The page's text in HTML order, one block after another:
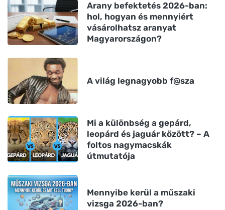
Arany befektetés 2026-ban:
hol, hogyan és mennyiért
vásárolhatsz aranyat
Magyarországon?
A világ legnagyobb f@sza
Mi a különbség a gepárd,
leopárd és jaguár között? – A
foltos nagymacskák
útmutatója
Mennyibe kerül a műszaki
vizsga 2026-ban?